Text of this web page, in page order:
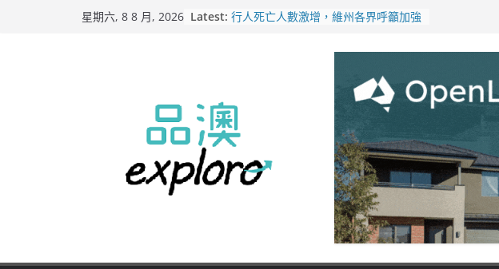
星期六, 8 8 月, 2026 Latest: 行人死亡人數激增，維州各界呼籲加強
美商二手巨頭進駐吉朗，在地慈善小店
電動車電池爭端隱憂浮現！經銷商警告
澳洲恐迎訴訟浪潮
拒絕白工！ Aldi涉強迫無薪加班 掏
5500萬澳元和解